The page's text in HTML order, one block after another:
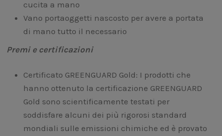
cucita a mano
Vano portaoggetti nascosto per avere a portata
di mano tutto il necessario
Premi e certificazioni
Certificato GREENGUARD Gold: I prodotti che
hanno ottenuto la certificazione GREENGUARD
Gold sono scientificamente testati per
soddisfare alcuni dei più rigorosi standard
mondiali sulle emissioni chimiche ed è provato